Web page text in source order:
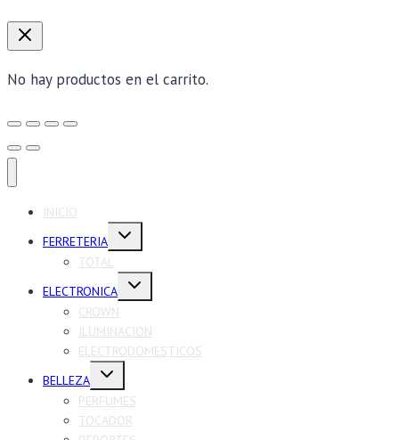
No hay productos en el carrito.
INICIO
FERRETERIA
Alternar
menú
TOTAL
ELECTRONICA
Alternar
menú
CROWN
ILUMINACION
ELECTRODOMESTICOS
BELLEZA
Alternar
menú
hijo
PERFUMES
TOCADOR